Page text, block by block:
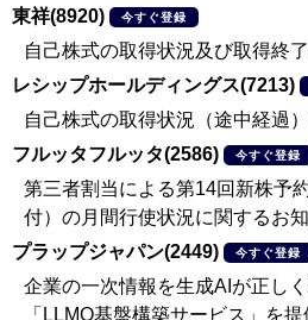
東祥(8920)
今すぐ登録
自己株式の取得状況及び取得終
レシップホールディングス(7213)
自己株式の取得状況（途中経過
フルッタフルッタ(2586)
今すぐ登録
第三者割当による第14回新株予
付）の月間行使状況に関するお
プラップジャパン(2449)
今すぐ登録
企業の一次情報を生成AIが正し
「LLMO基盤構築サービス」を